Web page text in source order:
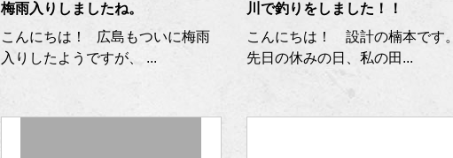
梅雨入りしましたね。
こんにちは！ 広島もついに梅雨
入りしたようですが、 ...
川で釣りをしました！！
こんにちは！ 設計の楠本です。
先日の休みの日、私の田...